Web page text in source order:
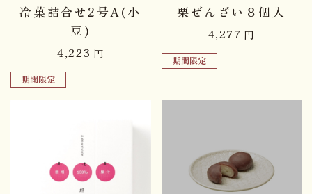
冷菓詰合せ2号A(小
豆)
4,223 円
期間限定
栗ぜんざい８個入
4,277 円
期間限定